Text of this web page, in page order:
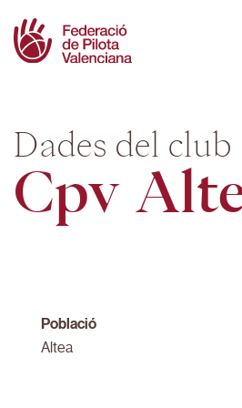
content
Dades del club
Cpv
Població
Altea